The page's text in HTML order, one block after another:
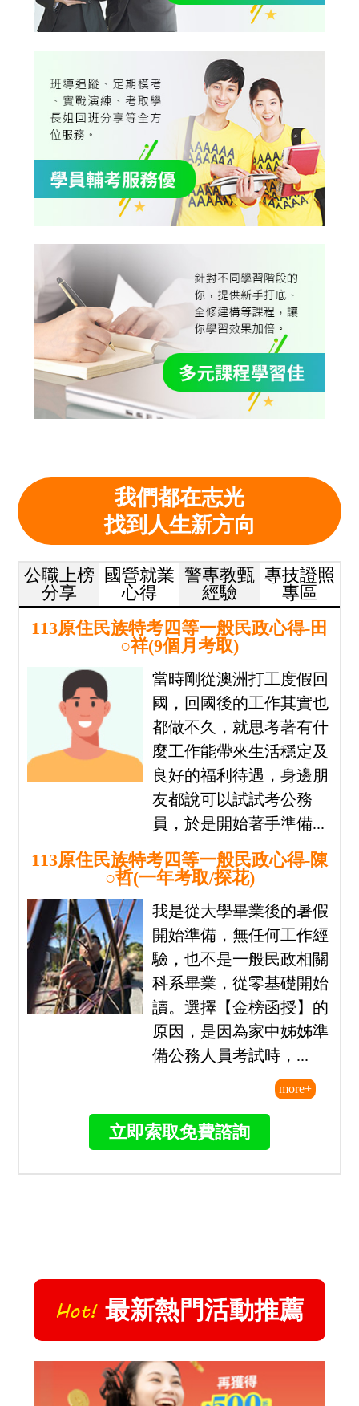
我們都在志光
找到人生新方向
公職上榜
分享
國營就業
心得
警專教甄
經驗
專技證照
專區
113原住民族特考四等一般民政心得-田
○祥(9個月考取)
當時剛從澳洲打工度假回
國，回國後的工作其實也
都做不久，就思考著有什
麼工作能帶來生活穩定及
良好的福利待遇，身邊朋
友都說可以試試考公務
員，於是開始著手準備...
113原住民族特考四等一般民政心得-陳
○哲(一年考取/探花)
我是從大學畢業後的暑假
開始準備，無任何工作經
驗，也不是一般民政相關
科系畢業，從零基礎開始
讀。選擇【金榜函授】的
原因，是因為家中姊姊準
備公務人員考試時，...
more+
立即索取免費諮詢
最新熱門活動推薦